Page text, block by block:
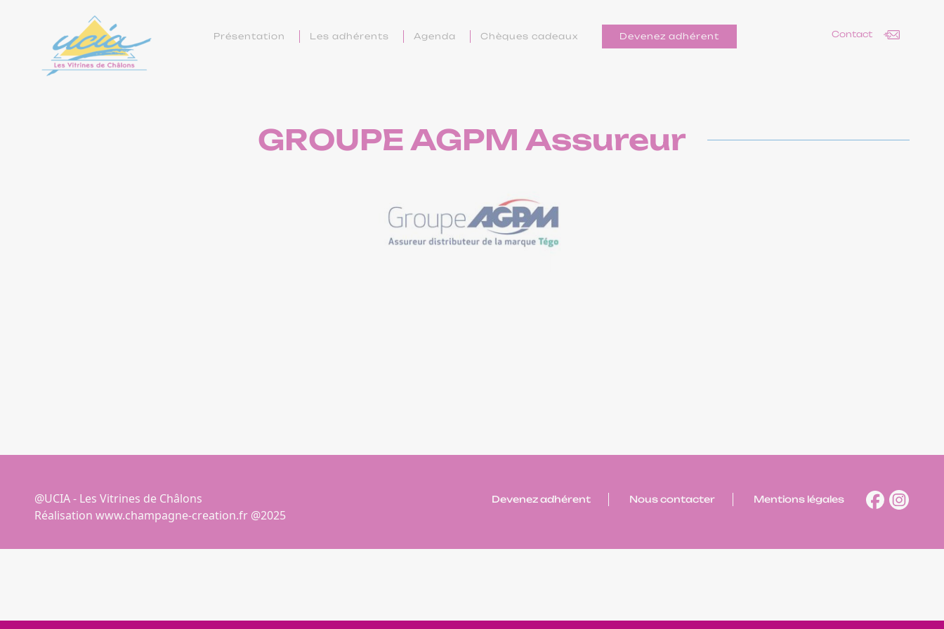
Présentation Les adhérents Agenda Chèques cadeaux Devenez adhérent Contact
GROUPE AGPM Assureur
@UCIA - Les Vitrines de Châlons
Réalisation www.champagne-creation.fr @2025
Devenez adhérent Nous contacter Mentions légales